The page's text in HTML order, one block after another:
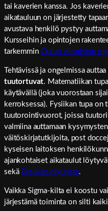
tai kaverien kanssa. Jos
aikatauluun on järjestetty
avustava henkilö pystyy
Kursseihin ja opintojen
tarkemmin Oulun yliopiston
Tehtävissä ja ongelmissa
tuutortuvat. Matematiikan
käytävällä (joka vuorostaan
kerroksessa). Fysiikan tupa
tuutorointivuorot, joissa
valmiina auttamaan
väitöskirjatutkijoita, post
kyseisen laitoksen
ajankohtaiset aikataulut
sekä Fysiikan ohjurista.
Vaikka Sigma-kilta ei koostu
järjestämä toiminta on silti